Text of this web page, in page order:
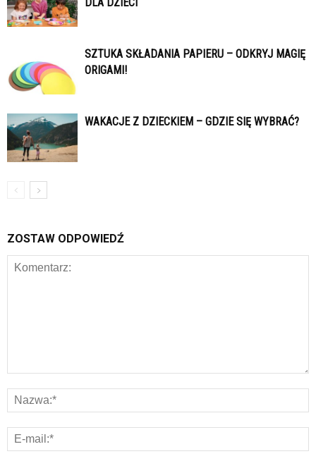
SZTUKA SKŁADANIA PAPIERU – ODKRYJ MAGIĘ
ORIGAMI!
WAKACJE Z DZIECKIEM – GDZIE SIĘ WYBRAĆ?
ZOSTAW ODPOWIEDŹ